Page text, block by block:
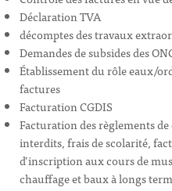
Déclaration TVA
décomptes des travaux
Demandes de subsides des
Établissement du rôle eaux/
factures
Facturation CGDIS
Facturation des règlements
interdits, frais de scolarité,
d’inscription aux cours de
chauffage et baux à longs